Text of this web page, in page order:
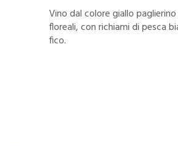
Vino dal colore giallo
floreali, con richiami di pesca
fico.